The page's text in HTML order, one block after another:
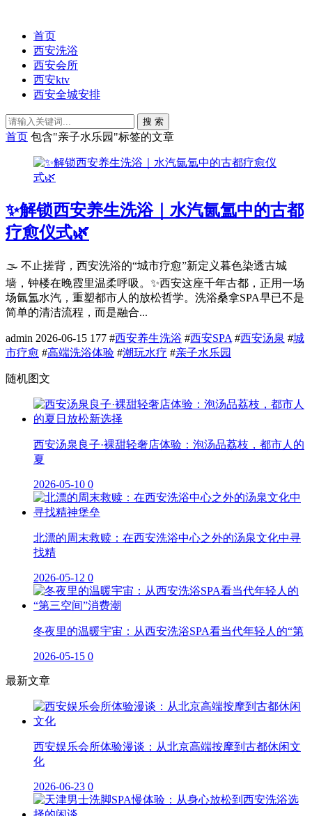
首页
西安洗浴
西安会所
西安ktv
西安全城安排
搜 索
首页 包含"亲子水乐园"标签的文章
✨解锁西安养生洗浴｜水汽氤氲中的古都
疗愈仪式🌿
🌫️ 不止搓背，西安洗浴的“城市疗愈”新定义暮色染透古城
墙，钟楼在晚霞里温柔呼吸。✨西安这座千年古都，正用一场
场氤氲水汽，重塑都市人的放松哲学。洗浴桑拿SPA早已不是
简单的清洁流程，而是融合...
admin 2026-06-15 177 #西安养生洗浴 #西安SPA #西安汤泉 #城
市疗愈 #高端洗浴体验 #潮玩水疗 #亲子水乐园
随机图文
西安汤泉良子·裸甜轻奢店体验：泡汤品荔枝，都市人的
夏
2026-05-10 0
北漂的周末救赎：在西安洗浴中心之外的汤泉文化中寻
找精
2026-05-12 0
冬夜里的温暖宇宙：从西安洗浴SPA看当代年轻人的“第
2026-05-15 0
最新文章
西安娱乐会所体验漫谈：从北京高端按摩到古都休闲文
化
2026-06-23 0